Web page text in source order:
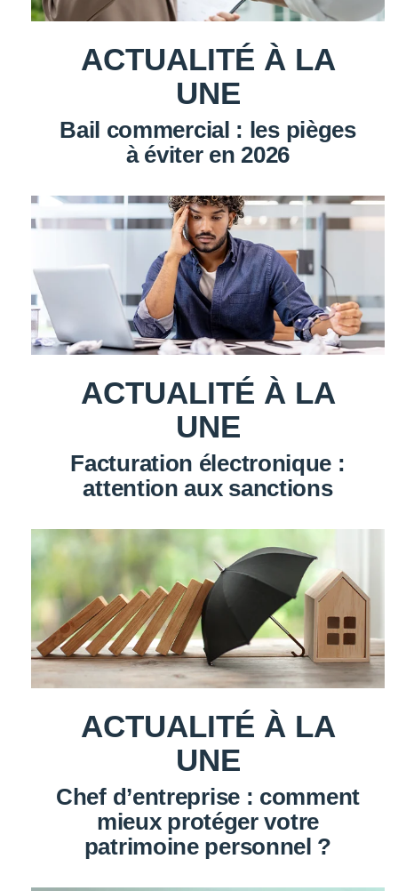
ACTUALITÉ À LA
UNE
Bail commercial : les pièges
à éviter en 2026
ACTUALITÉ À LA
UNE
Facturation électronique :
attention aux sanctions
ACTUALITÉ À LA
UNE
Chef d’entreprise : comment
mieux protéger votre
patrimoine personnel ?